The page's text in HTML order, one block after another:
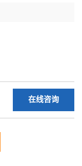
在线咨询